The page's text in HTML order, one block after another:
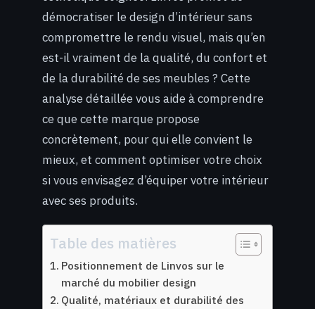
démocratiser le design d’intérieur sans
compromettre le rendu visuel, mais qu’en
est-il vraiment de la qualité, du confort et
de la durabilité de ses meubles ? Cette
analyse détaillée vous aide à comprendre
ce que cette marque propose
concrètement, pour qui elle convient le
mieux, et comment optimiser votre choix
si vous envisagez d’équiper votre intérieur
avec ses produits.
Table des matières
Positionnement de Linvos sur le
marché du mobilier design
Qualité, matériaux et durabilité des